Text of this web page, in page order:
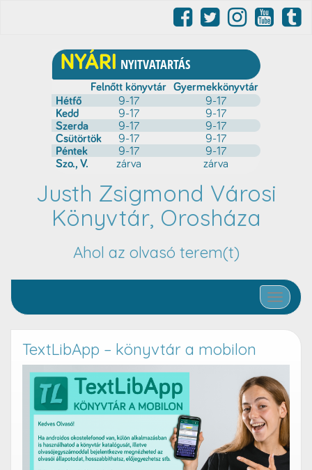
Justh Zsigmond Városi
Könyvtár, Orosháza
Ahol az olvasó terem(t)
Toggle
TextLibApp – könyvtár a mobilon